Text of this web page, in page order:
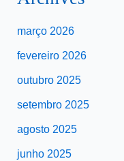
março 2026
fevereiro 2026
outubro 2025
setembro 2025
agosto 2025
junho 2025